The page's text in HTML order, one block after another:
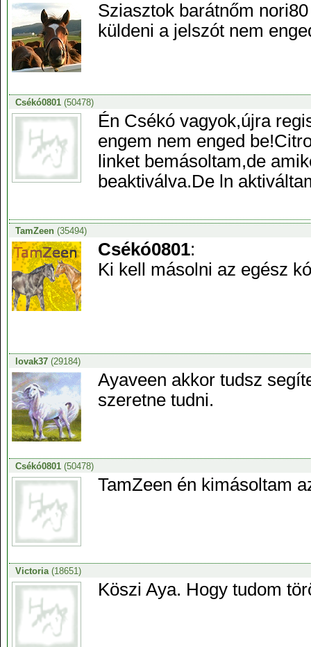
Sziasztok barátnőm
küldeni a jelszót nem
Csékó0801(50478)
Én Csékó vagyok,újra
engem nem enged
linket bemásoltam,de
beaktiválva.De ln
TamZeen(35494)
Csékó0801:
Ki kell másolni az egész
lovak37(29184)
Ayaveen akkor tudsz
szeretne tudni.
Csékó0801(50478)
TamZeen én kimásoltam
Victoria(18651)
Köszi Aya. Hogy tudom